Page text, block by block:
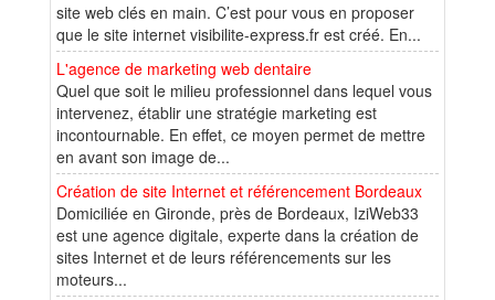
site web clés en main. C’est pour vous en proposer
que le site internet visibilite-express.fr est créé. En...
L'agence de marketing web dentaire
Quel que soit le milieu professionnel dans lequel vous
intervenez, établir une stratégie marketing est
incontournable. En effet, ce moyen permet de mettre
en avant son image de...
Création de site Internet et référencement Bordeaux
Domiciliée en Gironde, près de Bordeaux, IziWeb33
est une agence digitale, experte dans la création de
sites Internet et de leurs référencements sur les
moteurs...